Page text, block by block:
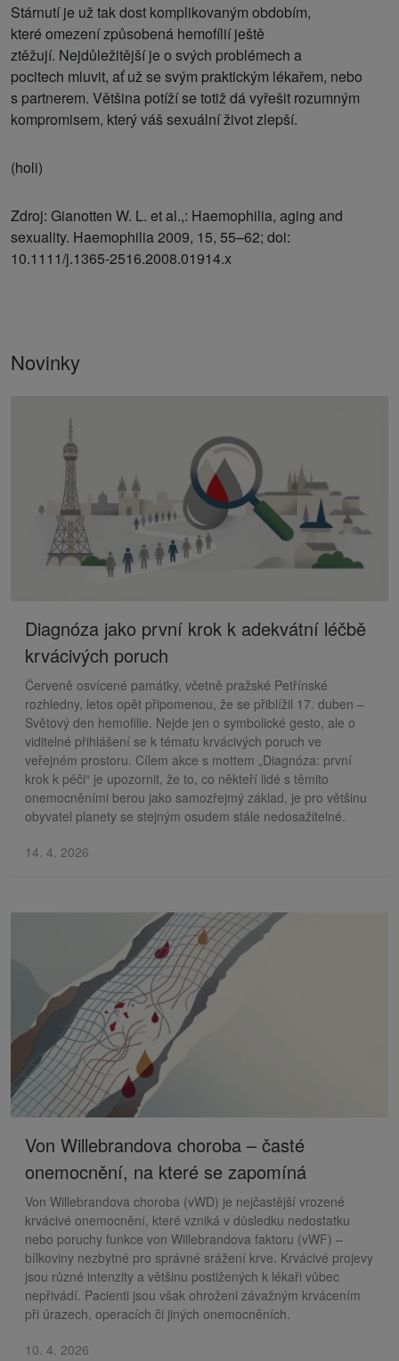
Stárnutí je už tak dost komplikovaným obdobím,
které omezení způsobená hemofílií ještě
ztěžují. Nejdůležitější je o svých problémech a
pocitech mluvit, ať už se svým praktickým lékařem, nebo
s partnerem. Většina potíží se totiž dá vyřešit rozumným
kompromisem, který váš sexuální život zlepší.
(holi)
Zdroj: Gianotten W. L. et al.,: Haemophilia, aging and
sexuality. Haemophilia 2009, 15, 55–62; doi:
10.1111/j.1365-2516.2008.01914.x
Novinky
Diagnóza jako první krok k adekvátní léčbě
krvácivých poruch
Červeně osvícené památky, včetně pražské Petřínské
rozhledny, letos opět připomenou, že se přiblížil 17. duben –
Světový den hemofilie. Nejde jen o symbolické gesto, ale o
viditelné přihlášení se k tématu krvácivých poruch ve
veřejném prostoru. Cílem akce s mottem „Diagnóza: první
krok k péči“ je upozornit, že to, co někteří lidé s těmito
onemocněními berou jako samozřejmý základ, je pro většinu
obyvatel planety se stejným osudem stále nedosažitelné.
14. 4. 2026
Von Willebrandova choroba – časté
onemocnění, na které se zapomíná
Von Willebrandova choroba (vWD) je nejčastější vrozené
krvácivé onemocnění, které vzniká v důsledku nedostatku
nebo poruchy funkce von Willebrandova faktoru (vWF) –
bílkoviny nezbytné pro správné srážení krve. Krvácivé projevy
jsou různé intenzity a většinu postižených k lékaři vůbec
nepřivádí. Pacienti jsou však ohroženi závažným krvácením
při úrazech, operacích či jiných onemocněních.
10. 4. 2026